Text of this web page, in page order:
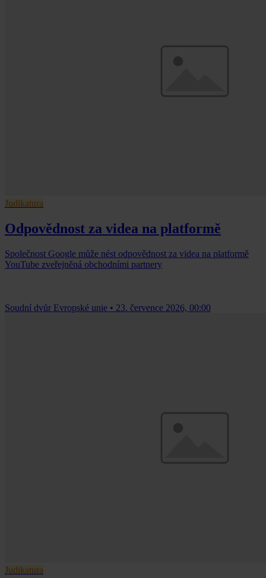
Judikatura
Odpovědnost za videa na platformě
Společnost Google může nést odpovědnost za videa na platformě
YouTube zveřejněná obchodními partnery
Soudní dvůr Evropské unie • 23. července 2026, 00:00
Judikatura